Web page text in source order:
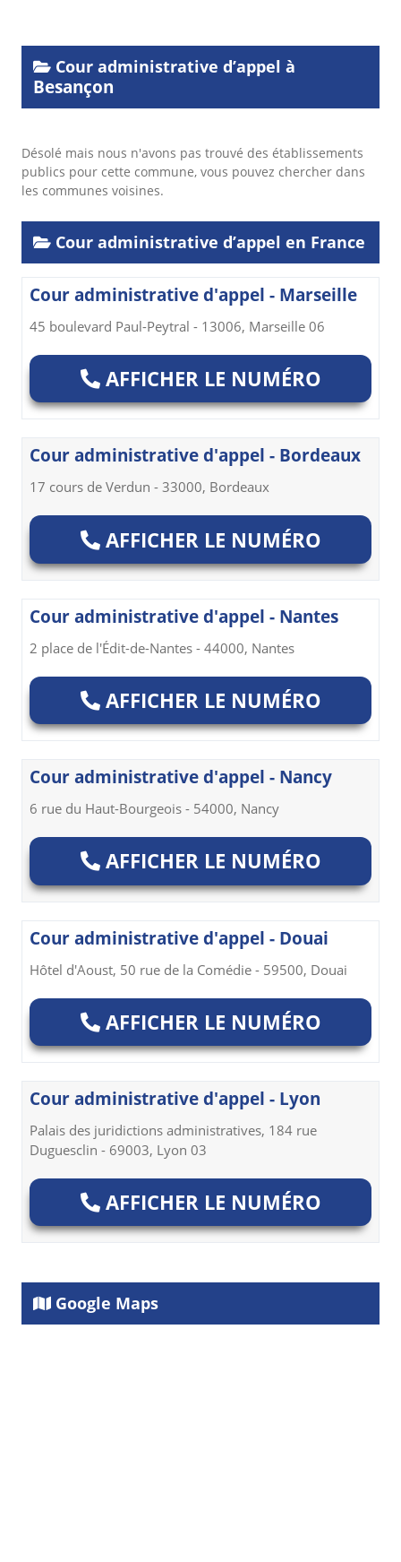
Cour administrative d’appel à
Besançon
Désolé mais nous n'avons pas trouvé des établissements
publics pour cette commune, vous pouvez chercher dans
les communes voisines.
Cour administrative d’appel en France
Cour administrative d'appel - Marseille
45 boulevard Paul-Peytral - 13006, Marseille 06
AFFICHER LE NUMÉRO
Cour administrative d'appel - Bordeaux
17 cours de Verdun - 33000, Bordeaux
AFFICHER LE NUMÉRO
Cour administrative d'appel - Nantes
2 place de l'Édit-de-Nantes - 44000, Nantes
AFFICHER LE NUMÉRO
Cour administrative d'appel - Nancy
6 rue du Haut-Bourgeois - 54000, Nancy
AFFICHER LE NUMÉRO
Cour administrative d'appel - Douai
Hôtel d'Aoust, 50 rue de la Comédie - 59500, Douai
AFFICHER LE NUMÉRO
Cour administrative d'appel - Lyon
Palais des juridictions administratives, 184 rue
Duguesclin - 69003, Lyon 03
AFFICHER LE NUMÉRO
Google Maps